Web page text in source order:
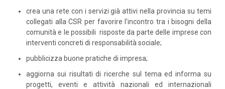
crea una rete con i servizi già attivi nella provincia su temi
collegati alla CSR per favorire l'incontro tra i bisogni della
comunità e le possibili risposte da parte delle imprese con
interventi concreti di responsabilità sociale;
pubblicizza buone pratiche di impresa;
aggiorna sui risultati di ricerche sul tema ed informa su
progetti, eventi e attività nazionali ed internazionali